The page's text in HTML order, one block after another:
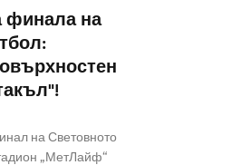
финала на
на Световното
„МетЛайф“